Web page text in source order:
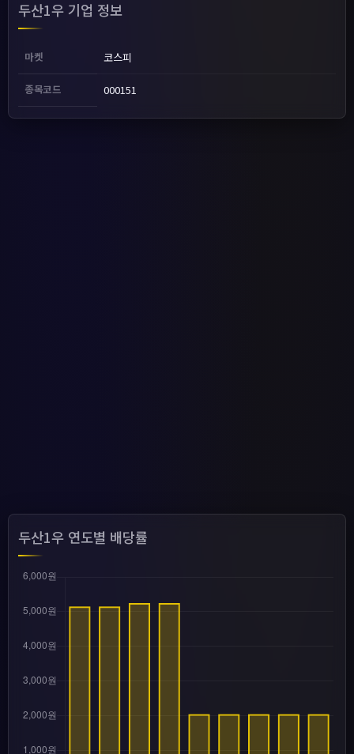
두산1우 기업 정보
마켓 코스피
종목코드 000151
두산1우 연도별 배당률